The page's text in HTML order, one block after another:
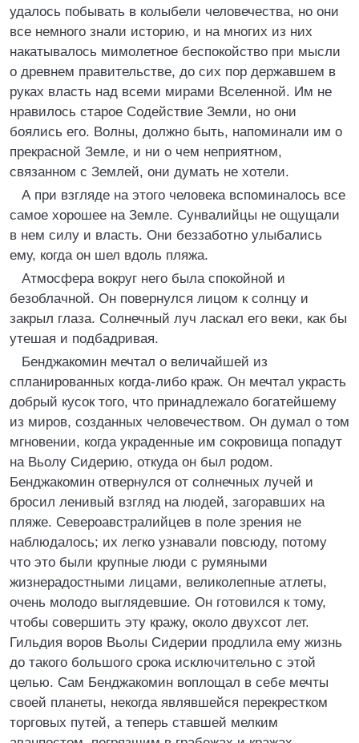
удалось побывать в колыбели человечества, но они
все немного знали историю, и на многих из них
накатывалось мимолетное беспокойство при мысли
о древнем правительстве, до сих пор державшем в
руках власть над всеми мирами Вселенной. Им не
нравилось старое Содействие Земли, но они
боялись его. Волны, должно быть, напоминали им о
прекрасной Земле, и ни о чем неприятном,
связанном с Землей, они думать не хотели.
А при взгляде на этого человека вспоминалось все
самое хорошее на Земле. Сунвалийцы не ощущали
в нем силу и власть. Они беззаботно улыбались
ему, когда он шел вдоль пляжа.
Атмосфера вокруг него была спокойной и
безоблачной. Он повернулся лицом к солнцу и
закрыл глаза. Солнечный луч ласкал его веки, как бы
утешая и подбадривая.
Бенджакомин мечтал о величайшей из
спланированных когда-либо краж. Он мечтал украсть
добрый кусок того, что принадлежало богатейшему
из миров, созданных человечеством. Он думал о том
мгновении, когда украденные им сокровища попадут
на Вьолу Сидерию, откуда он был родом.
Бенджакомин отвернулся от солнечных лучей и
бросил ленивый взгляд на людей, загоравших на
пляже. Североавстралийцев в поле зрения не
наблюдалось; их легко узнавали повсюду, потому
что это были крупные люди с румяными
жизнерадостными лицами, великолепные атлеты,
очень молодо выглядевшие. Он готовился к тому,
чтобы совершить эту кражу, около двухсот лет.
Гильдия воров Вьолы Сидерии продлила ему жизнь
до такого большого срока исключительно с этой
целью. Сам Бенджакомин воплощал в себе мечты
своей планеты, некогда являвшейся перекрестком
торговых путей, а теперь ставшей мелким